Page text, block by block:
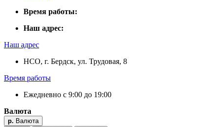
Время работы:
Наш адрес:
Наш адрес
НСО, г. Бердск, ул. Трудовая, 8
Время работы
Ежедневно с 9:00 до 19:00
Валюта
р. Валюта